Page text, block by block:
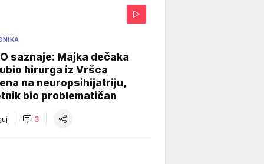
saznaje: Majka dečaka
hirurga iz Vršca
na neuropsihijatriju,
bio problematičan
3